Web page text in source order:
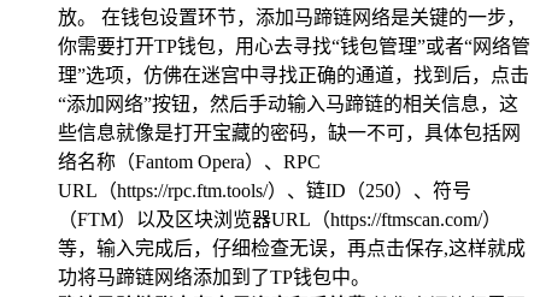
放。 在钱包设置环节，添加马蹄链网络是关键的一步，
你需要打开TP钱包，用心去寻找“钱包管理”或者“网络管
理”选项，仿佛在迷宫中寻找正确的通道，找到后，点击
“添加网络”按钮，然后手动输入马蹄链的相关信息，这
些信息就像是打开宝藏的密码，缺一不可，具体包括网
络名称（Fantom Opera）、RPC
URL（https://rpc.ftm.tools/）、链ID（250）、符号
（FTM）以及区块浏览器URL（https://ftmscan.com/）
等，输入完成后，仔细检查无误，再点击保存,这样就成
功将马蹄链网络添加到了TP钱包中。